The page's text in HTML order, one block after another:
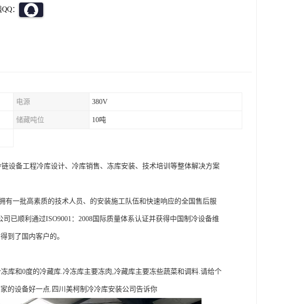
：
电源 380V
储藏吨位 10吨
设备工程冷库设计、冷库销售、冻库安装、技术培训等整体解决方案
一批高素质的技术人员、的安装施工队伍和快速响应的全国售后服
已顺利通过ISO9001：2008国际质量体系认证并获得中国制冷设备维
到了国内客户的。
库和0度的冷藏库.冷冻库主要冻肉,冷藏库主要冻些蔬菜和调料.请给个
的设备好一点.四川美柯制冷冷库安装公司告诉你